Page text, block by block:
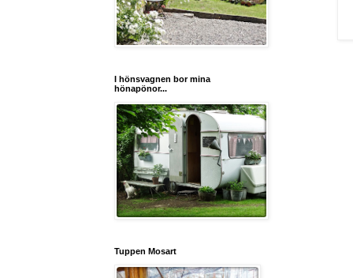
I hönsvagnen bor mina
hönapönor...
Tuppen Mosart